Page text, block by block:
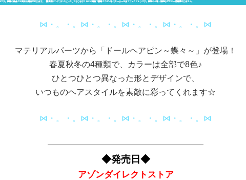
⋈・。・。⋈・。・。⋈・。・。⋈・。・。⋈
マテリアルパーツから「ドールヘアピン～蝶々～」が登場！
春夏秋冬の4種類で、カラーは全部で8色♪
ひとつひとつ異なった形とデザインで、
いつものヘアスタイルを素敵に彩ってくれます☆
⋈・。・。⋈・。・。⋈・。・。⋈・。・。⋈
———————————————————
◆発売日◆
アゾンダイレクトストア